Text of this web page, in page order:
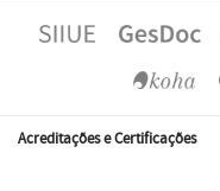
Acreditações e Certificações